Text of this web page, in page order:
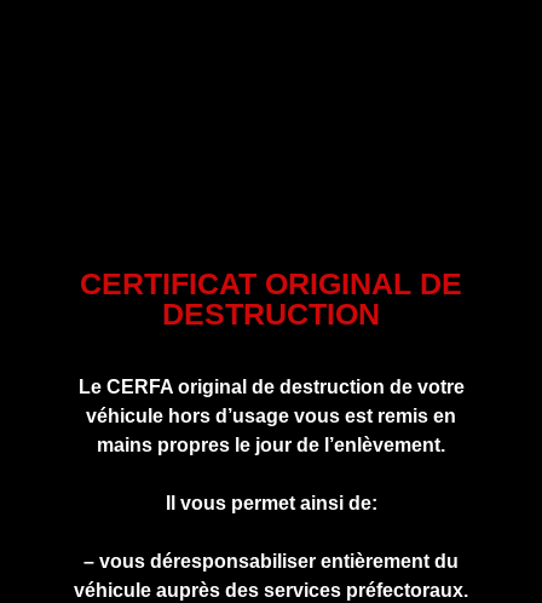
CERTIFICAT ORIGINAL DE
DESTRUCTION
Le CERFA original de destruction de votre
véhicule hors d’usage vous est remis en
mains propres le jour de l’enlèvement.
Il vous permet ainsi de:
– vous déresponsabiliser entièrement du
véhicule auprès des services préfectoraux.